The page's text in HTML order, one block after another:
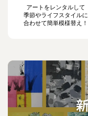
アートをレンタルして
季節やライフスタイルに
合わせて簡単模様替え！